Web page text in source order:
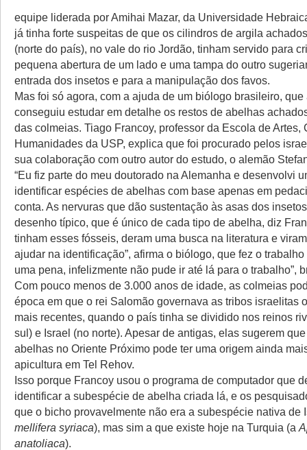
equipe liderada por Amihai Mazar, da Universidade
já tinha forte suspeitas de que os cilindros de argila
(norte do país), no vale do rio Jordão, tinham servido para
pequena abertura de um lado e uma tampa do outro
entrada dos insetos e para a manipulação dos favos.
Mas foi só agora, com a ajuda de um biólogo brasileiro, que
conseguiu estudar em detalhe os restos de abelhas
das colmeias. Tiago Francoy, professor da Escola de Artes,
Humanidades da USP, explica que foi procurado pelos
sua colaboração com outro autor do estudo, o alemão
“Eu fiz parte do meu doutorado na Alemanha e desenvolvi
identificar espécies de abelhas com base apenas em
conta. As nervuras que dão sustentação às asas dos
desenho típico, que é único de cada tipo de abelha, diz
tinham esses fósseis, deram uma busca na literatura e
ajudar na identificação”, afirma o biólogo, que fez o trabalho
uma pena, infelizmente não pude ir até lá para o trabalho”,
Com pouco menos de 3.000 anos de idade, as colmeias
época em que o rei Salomão governava as tribos israelitas
mais recentes, quando o país tinha se dividido nos reinos
sul) e Israel (no norte). Apesar de antigas, elas sugerem
abelhas no Oriente Próximo pode ter uma origem ainda
apicultura em Tel Rehov.
Isso porque Francoy usou o programa de computador que
identificar a subespécie de abelha criada lá, e os
que o bicho provavelmente não era a subespécie nativa de
mellifera syriaca), mas sim a que existe hoje na Turquia (a
anatoliaca).